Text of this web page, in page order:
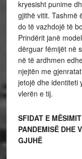
kryesisht punime
gjithë vitit. Tashmë
do të vazhdojë të
Prindërit janë
dërguar fëmijët në
në të ardhmen
njejtën me
jetojë dhe identiteti
vlerën e tij.
SFIDAT E
PANDEMISË DHE
GJUHË